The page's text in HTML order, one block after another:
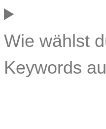
Wie wählst
Keywords